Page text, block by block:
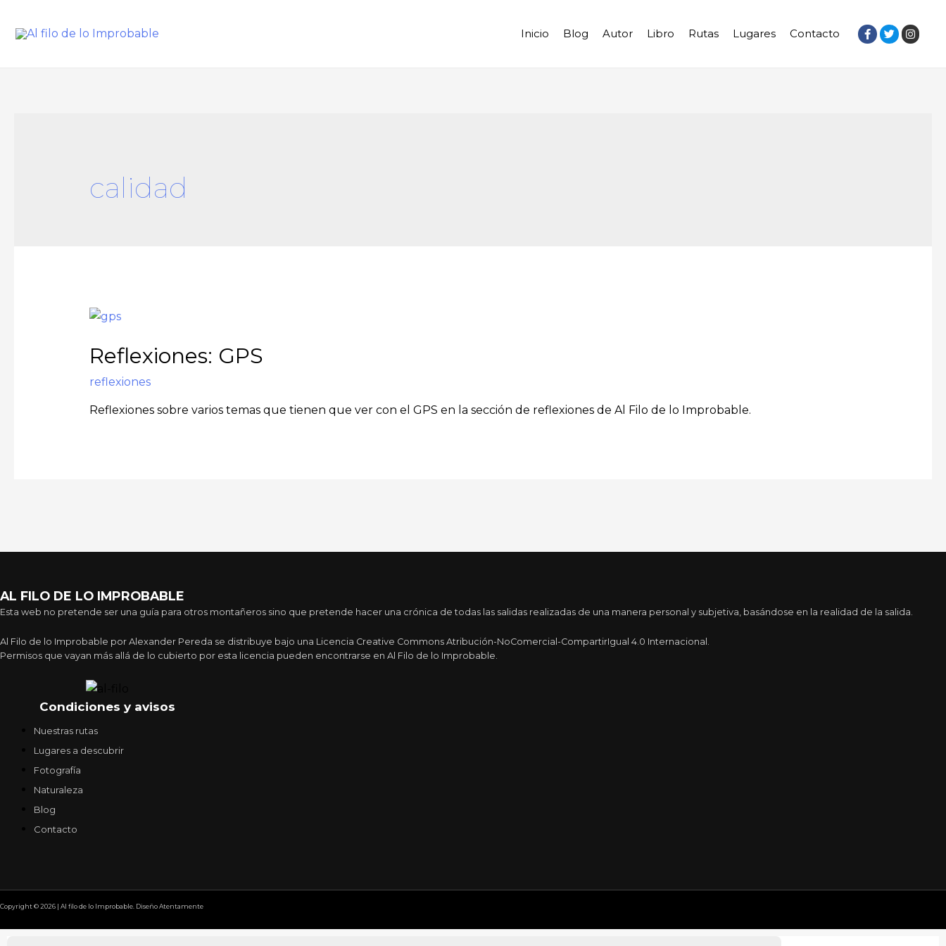
Inicio Blog Autor Libro Rutas Lugares Contacto
calidad
Reflexiones: GPS
reflexiones
Reflexiones sobre varios temas que tienen que ver con el GPS en la sección de reflexiones de Al Filo de lo Improbable.
AL FILO DE LO IMPROBABLE
Esta web no pretende ser una guía para otros montañeros sino que pretende hacer una crónica de todas las salidas realizadas de una manera personal y subjetiva, basándose en la realidad de la salida.
Al Filo de lo Improbable por Alexander Pereda se distribuye bajo una Licencia Creative Commons Atribución-NoComercial-CompartirIgual 4.0 Internacional.
Permisos que vayan más allá de lo cubierto por esta licencia pueden encontrarse en Al Filo de lo Improbable.
Condiciones y avisos
Nuestras rutas
Lugares a descubrir
Fotografía
Naturaleza
Blog
Contacto
Copyright © 2026 | Al filo de lo Improbable. Diseño Atentamente